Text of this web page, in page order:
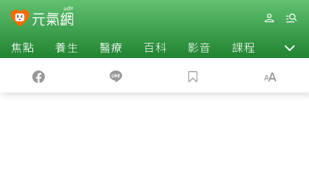
焦點 養生 醫療 百科 影音 課程 退休